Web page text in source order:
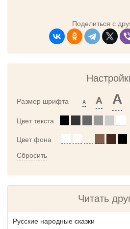
Поделиться с
Размер шрифта A A A
Цвет текста
Цвет фона
Сбросить
Читать
Русские народные сказки